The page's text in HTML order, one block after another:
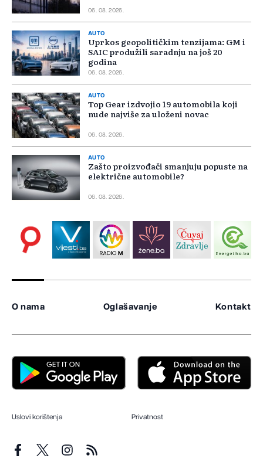
06. 08. 2026.
AUTO
Uprkos geopolitičkim tenzijama: GM i
SAIC produžili saradnju na još 20
godina
06. 08. 2026.
AUTO
Top Gear izdvojio 19 automobila koji
nude najviše za uloženi novac
06. 08. 2026.
AUTO
Zašto proizvođači smanjuju popuste na
električne automobile?
06. 08. 2026.
O nama Oglašavanje Kontakt
Uslovi korištenja Privatnost